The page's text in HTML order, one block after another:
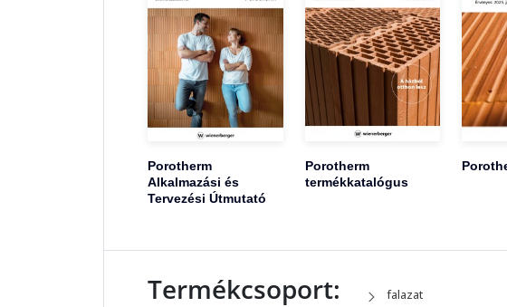
Porotherm
Alkalmazási és
Tervezési Útmutató
Porotherm
termékkatalógus
Termékcsoport: falazat